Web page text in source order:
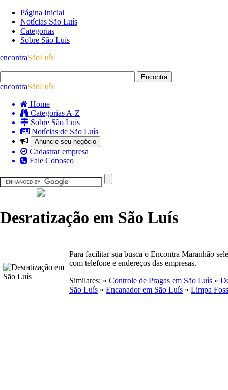
Página Inicial|
Notícias São Luís|
Categorias|
Sobre São Luís
encontraSãoLuís
encontraSãoLuís
Home
Categorias A-Z
Sobre São Luís
Notícias de São Luís
Anuncie seu negócio
Cadastrar empresa
Fale Conosco
Desratização em São Luís
Para facilitar sua busca o Encontra Maranhão
com telefone e endereços das empresas.
Similares: » Controle de Pragas em São Luís »
São Luís » Encanador em São Luís » Limpa